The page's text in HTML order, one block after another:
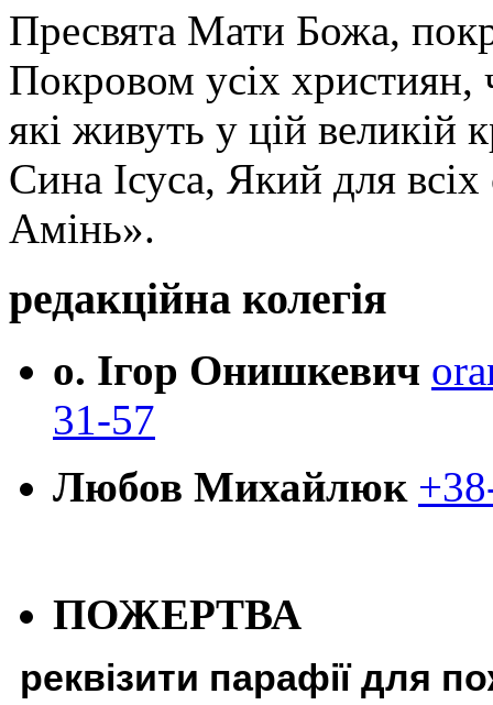
Пресвята Мати Божа,
Покровом усіх християн,
які живуть у цій великій
Сина Ісуса, Який для
Амінь».
редакційна колегія
о. Ігор Онишкевич
31-57
Любов Михайлюк
ПОЖЕРТВА
реквізити парафії для